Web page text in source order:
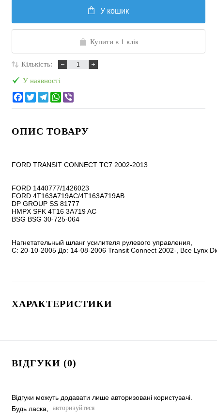
У кошик
Купити в 1 клік
Кількість:
У наявності
ОПИС ТОВАРУ
FORD TRANSIT CONNECT TC7 2002-2013
FORD 1440777/1426023
FORD 4T163A719AC/4T163A719AB
DP GROUP SS 81777
HMPX SFK 4T16 3A719 AC
BSG BSG 30-725-064
Нагнетательный шланг усилителя рулевого управления,
С: 20-10-2005 До: 14-08-2006 Transit Connect 2002-, Все Lynx
ХАРАКТЕРИСТИКИ
ВІДГУКИ (0)
Відгуки можуть додавати лише авторизовані користувачі.
Будь ласка,
авторизуйтеся